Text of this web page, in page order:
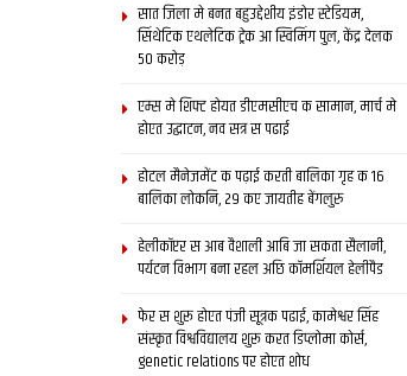
सात जिला मे बनत बहुउद्देशीय इंडोर स्‍टेडि‍यम,
सिंथेटिक एथलेटिक ट्रेक आ स्विमिंग पुल, केंद्र देलक
50 करोड़
एम्स मे शिफ्ट होयत डीएमसीएच क सामान, मार्च मे
होएत उद्घाटन, नव सत्र स पढाई
होटल मैनेजमेंट क पढ़ाई करती बालिका गृह क 16
बालिका लोकनि, 29 कए जायतीह बेंगलुरु
हेलीकॉप्टर स आब वैशाली आबि जा सकता सैलानी,
पर्यटन विभाग बना रहल अछि कॉमर्शियल हेलीपैड
फेर स शुरू होएत पंजी सूत्रक पढाई, कामेश्वर सिंह
संस्कृत विश्वविद्यालय शुरू करत डिप्लोमा कोर्स,
genetic relations पर होएत शोध